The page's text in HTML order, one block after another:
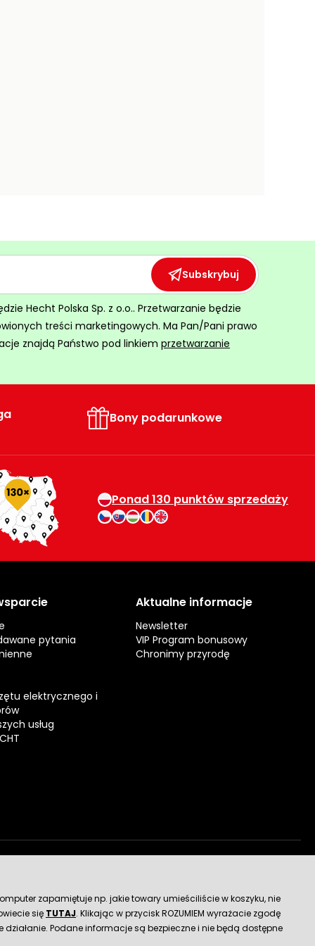
Subskrybuj
Hecht Polska Sp. z o.o.. Przetwarzanie będzie
treści marketingowych. Ma Pan/Pani prawo
znajdą Państwo pod linkiem przetwarzanie
Bony podarunkowe
Ponad 130 punktów sprzedaży
pytania
elektrycznego i
usług
Aktualne informacje
Newsletter
VIP Program bonusowy
Chronimy przyrodę
zapamiętuje np. jakie towary umieściliście w koszyku, nie
się TUTAJ. Klikając w przycisk ROZUMIEM wyrażacie zgodę
Podane informacje są bezpieczne i nie będą dostępne